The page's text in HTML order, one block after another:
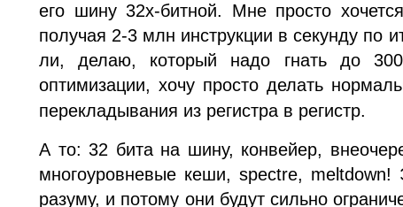
его шину 32х-битной. Мне просто
получая 2-3 млн инструкции в секунду по
ли, делаю, который надо гнать до
оптимизации, хочу просто делать
перекладывания из регистра в регистр.
А то: 32 бита на шину, конвейер,
многоуровневые кеши, spectre, meltdown!
разуму, и потому они будут сильно